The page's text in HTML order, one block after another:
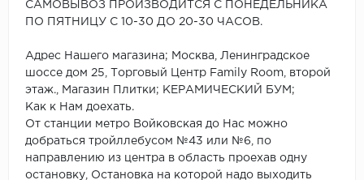
САМОВЫВОЗ ПРОИЗВОДИТСЯ С ПОНЕДЕЛЬНИКА
ПО ПЯТНИЦУ С 10-30 ДО 20-30 ЧАСОВ.
Адрес Нашего магазина; Москва, Ленинградское
шоссе дом 25, Торговый Центр Family Room, второй
этаж., Магазин Плитки; КЕРАМИЧЕСКИЙ БУМ;
Как к Нам доехать.
От станции метро Войковская до Нас можно
добраться тройллебусом №43 или №6, по
направлению из центра в область проехав одну
остановку, Остановка на которой надо выходить